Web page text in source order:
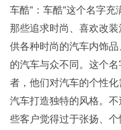
车酷”：车酷”这个名字
那些追求时尚、喜欢改
供各种时尚的汽车内饰
的汽车与众不同。这个
者，他们对汽车的个性
汽车打造独特的风格。
些客户觉得过于张扬、